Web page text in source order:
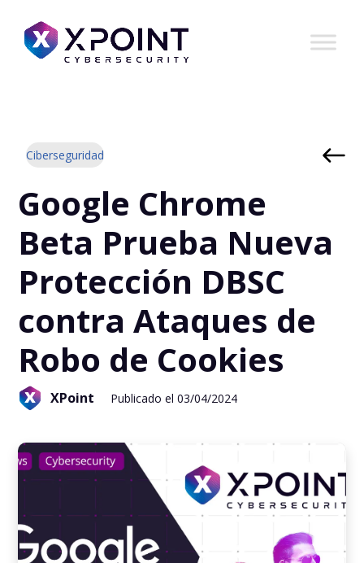
Ciberseguridad
Google Chrome
Beta Prueba Nueva
Protección DBSC
contra Ataques de
Robo de Cookies
XPoint Publicado el 03/04/2024